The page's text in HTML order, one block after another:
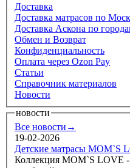
Доставка
Доставка матрасов по
Доставка Аскона по
Обмен и Возврат
Конфиденциальность
Оплата через Ozon Pay
Статьи
Справочник материалов
Новости
новости
Все новости→
19-02-2026
Детские матрасы MOM`S
Коллекция MOM`S LOVE